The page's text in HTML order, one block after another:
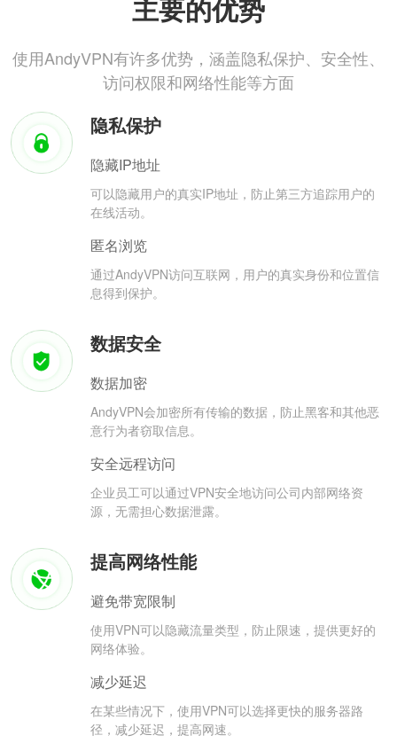
主要的优势
使用AndyVPN有许多优势，涵盖隐私保护、安全性、
访问权限和网络性能等方面
隐私保护
隐藏IP地址
可以隐藏用户的真实IP地址，防止第三方追踪用户的
在线活动。
匿名浏览
通过AndyVPN访问互联网，用户的真实身份和位置信
息得到保护。
数据安全
数据加密
AndyVPN会加密所有传输的数据，防止黑客和其他恶
意行为者窃取信息。
安全远程访问
企业员工可以通过VPN安全地访问公司内部网络资
源，无需担心数据泄露。
提高网络性能
避免带宽限制
使用VPN可以隐藏流量类型，防止限速，提供更好的
网络体验。
减少延迟
在某些情况下，使用VPN可以选择更快的服务器路
径，减少延迟，提高网速。